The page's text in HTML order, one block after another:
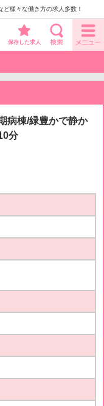
様々な働き方の求人多数！
保存した求人
病棟/緑豊かで静か
分